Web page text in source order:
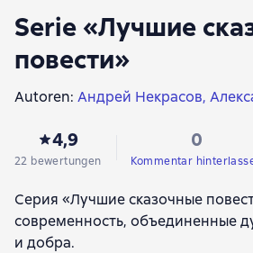
Serie «Лучшие
повести»
Autoren: Андрей Некрасов
4,9
22 bewertungen
0
Kommentar
Серия «Лучшие сказочные
современность, объединенные
и добра.